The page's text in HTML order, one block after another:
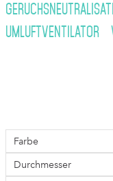
UMLUFTVENTILATOR
Farbe
Durchmesser